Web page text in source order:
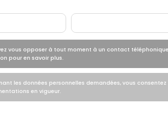
vous opposer à tout moment à un contact
pour en savoir plus.
les données personnelles demandées, vous
en vigueur.